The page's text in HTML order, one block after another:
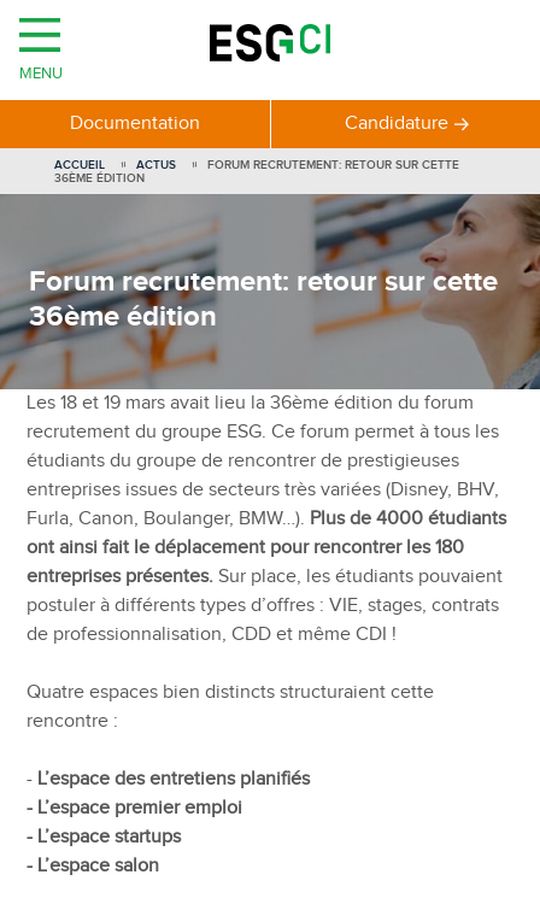
Forum recrutement: retour sur cette
36ème édition
ACCUEIL ACTUS
FORUM RECRUTEMENT: RETOUR SUR CETTE
36ÈME ÉDITION
Les 18 et 19 mars avait lieu la 36ème édition du forum
recrutement du groupe ESG. Ce forum permet à tous les
étudiants du groupe de rencontrer de prestigieuses
entreprises issues de secteurs très variées (Disney, BHV,
Furla, Canon, Boulanger, BMW…). Plus de 4000 étudiants
ont ainsi fait le déplacement pour rencontrer les 180
entreprises présentes. Sur place, les étudiants pouvaient
postuler à différents types d’offres : VIE, stages, contrats
de professionnalisation, CDD et même CDI !
Quatre espaces bien distincts structuraient cette
rencontre :
- L’espace des entretiens planifiés
- L’espace premier emploi
- L’espace startups
- L’espace salon
MENU
Documentation Candidature